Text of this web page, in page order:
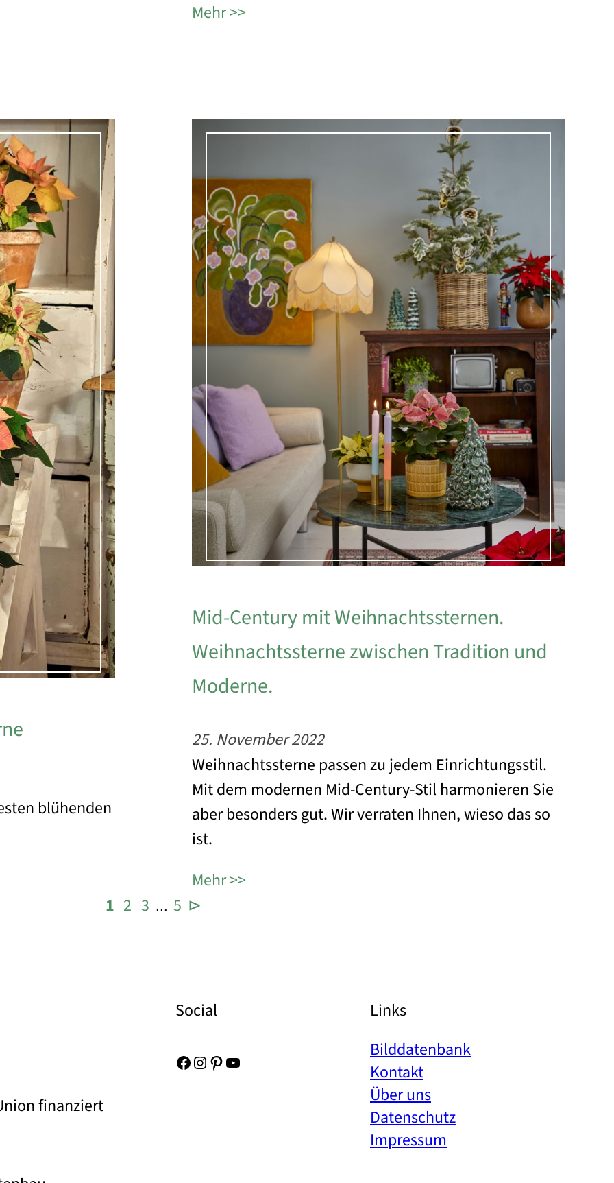
Mehr
blühenden
Mid-Century mit Weihnachtssternen.
Weihnachtssterne zwischen Tradition und
Moderne.
25. November 2022
Weihnachtssterne passen zu jedem Einrichtungsstil.
Mit dem modernen Mid-Century-Stil harmonieren Sie
aber besonders gut. Wir verraten Ihnen, wieso das so
ist.
Mehr
1 2 3 … 5 ⊳
finanziert
Social
Facebook Instagram Pinterest YouTube
Links
Bilddatenbank
Kontakt
Über uns
Datenschutz
Impressum